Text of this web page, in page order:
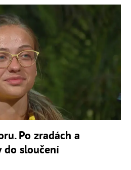
Po zradách a
do sloučení